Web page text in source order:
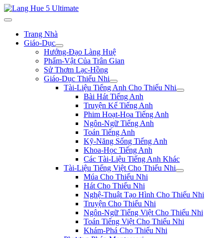
Trang Nhà
Giáo-Dục
Hướng-Đạo Làng Huệ
Phẩm-Vật Của Trân Gian
Sử Thơm Lạc-Hồng
Giáo-Dục Thiếu Nhi
Tài-Liệu Tiếng Anh Cho Thiếu Nhi
Bài Hát Tiếng Anh
Truyện Kể Tiếng Anh
Phim Hoạt-Họa Tiếng Anh
Ngôn-Ngữ Tiếng Anh
Toán Tiếng Anh
Kỹ-Năng Sống Tiếng Anh
Khoa-Học Tiếng Anh
Các Tài-Liệu Tiếng Anh Khác
Tài-Liệu Tiếng Việt Cho Thiếu Nhi
Múa Cho Thiếu Nhi
Hát Cho Thiếu Nhi
Nghệ-Thuật Tạo Hình Cho Thiếu Nhi
Truyện Cho Thiếu Nhi
Ngôn-Ngữ Tiếng Việt Cho Thiếu Nhi
Toán Tiếng Việt Cho Thiếu Nhi
Khám-Phá Cho Thiếu Nhi